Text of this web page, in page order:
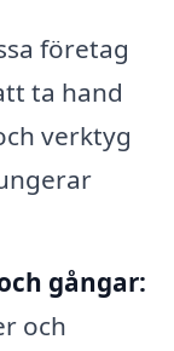
företag
ta hand
verktyg
gångar:
och